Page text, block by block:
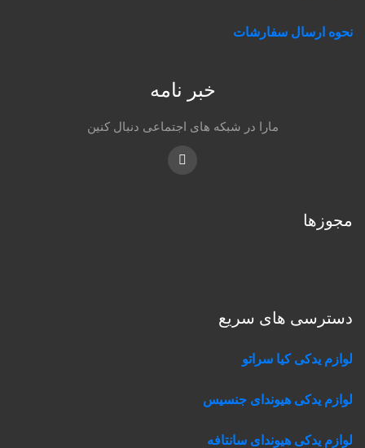
نحوه ارسال سفارشات
خبر نامه
مارا در شبکه های اجتماعی دنبال کنین
Instagram
مجوزها
دسترسی های سریع
لوازم یدکی کیا سراتو
لوازم یدکی هیوندای جنسیس
لوازم یدکی هیوندای سانتافه